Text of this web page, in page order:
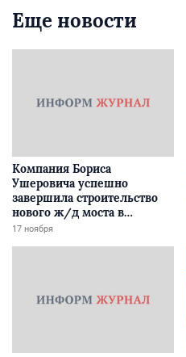
Еще новости
Компания Бориса
Ушеровича успешно
завершила строительство
нового ж/д моста в
Забайкалье
17 ноября